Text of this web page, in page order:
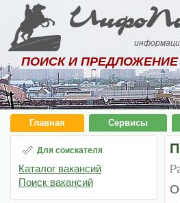
ПОИСК И
Главная Сервисы
Для соискателя
Каталог вакансий
Поиск вакансий